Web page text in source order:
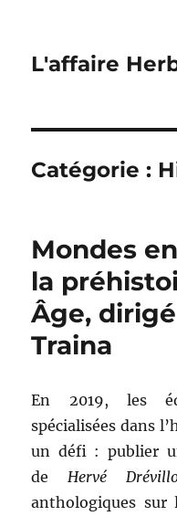
L'affaire
Catégorie :
Mondes
la
Âge,
Traina
En 2019, les
spécialisées dans
un défi : publier
deHervé
anthologiques sur